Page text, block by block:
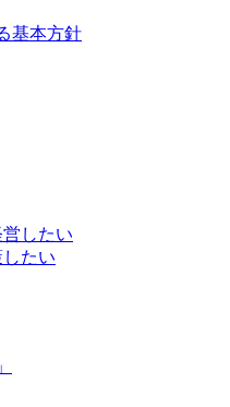
基本方針
したい
たい